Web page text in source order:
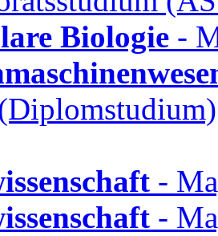
Biologie -
-
-